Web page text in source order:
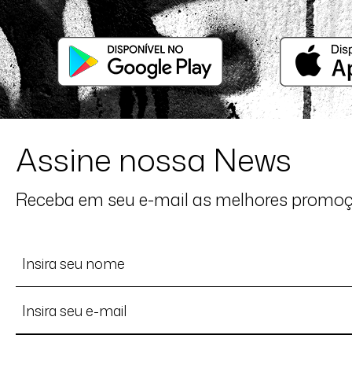
Assine nossa News
Receba em seu e-mail as melhores